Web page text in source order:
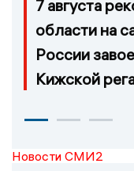
7 августа
области на
России
Кижской
Новости СМИ2